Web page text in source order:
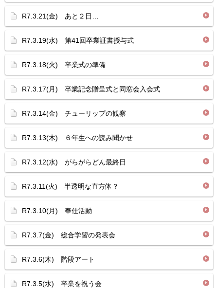
R7.3.21(金) あと２日…
R7.3.19(水) 第41回卒業証書授与式
R7.3.18(火) 卒業式の準備
R7.3.17(月) 卒業記念贈呈式と同窓会入会式
R7.3.14(金) チューリップの観察
R7.3.13(木) ６年生への読み聞かせ
R7.3.12(水) がらがらどん最終日
R7.3.11(火) 半透明な直方体？
R7.3.10(月) 奉仕活動
R7.3.7(金) 総合学習の発表会
R7.3.6(木) 階段アート
R7.3.5(水) 卒業を祝う会